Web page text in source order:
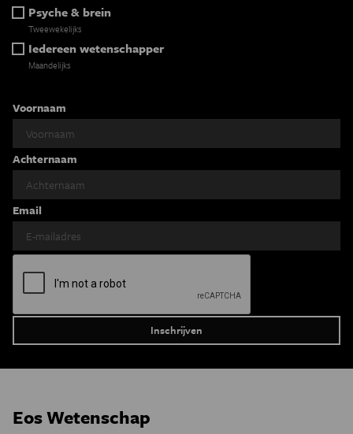
Psyche & brein
Tweewekelijks
Iedereen wetenschapper
Maandelijks
Voornaam
Achternaam
Email
Eos Wetenschap